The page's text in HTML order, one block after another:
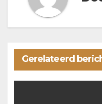
Gerelateerd